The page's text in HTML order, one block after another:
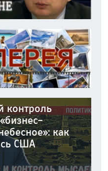
контроль
как
США